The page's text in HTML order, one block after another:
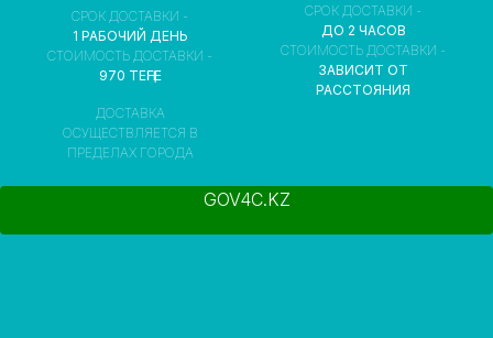
СРОК ДОСТАВКИ -
1 РАБОЧИЙ ДЕНЬ
СТОИМОСТЬ ДОСТАВКИ -
970 ТЕҢГЕ
ДОСТАВКА
ОСУЩЕСТВЛЯЕТСЯ В
ПРЕДЕЛАХ ГОРОДА
СРОК ДОСТАВКИ -
ДО 2 ЧАСОВ
СТОИМОСТЬ ДОСТАВКИ -
ЗАВИСИТ ОТ
РАССТОЯНИЯ
GOV4C.KZ